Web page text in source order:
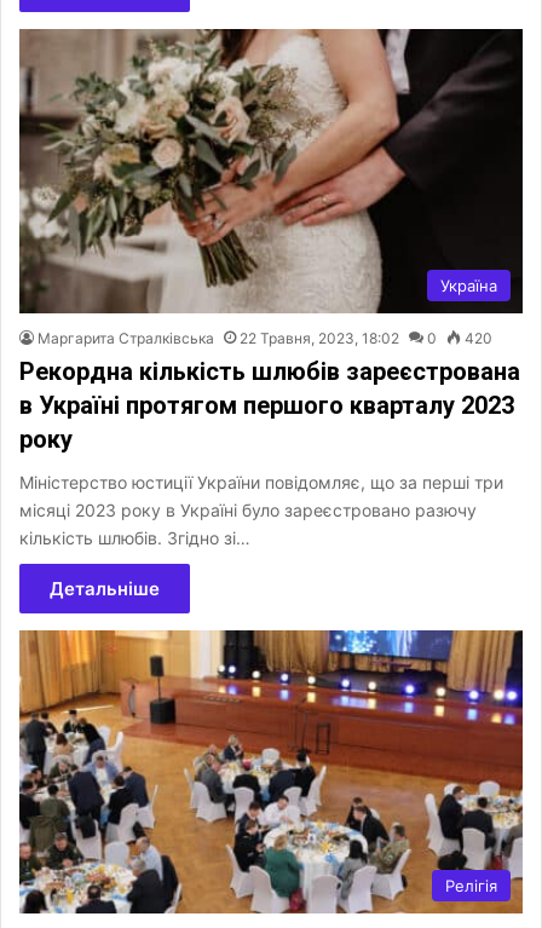
Україна
Маргарита Стралківська 22 Травня, 2023, 18:02 0 420
Рекордна кількість шлюбів зареєстрована
в Україні протягом першого кварталу 2023
року
Міністерство юстиції України повідомляє, що за перші три
місяці 2023 року в Україні було зареєстровано разючу
кількість шлюбів. Згідно зі…
Детальніше
Релігія